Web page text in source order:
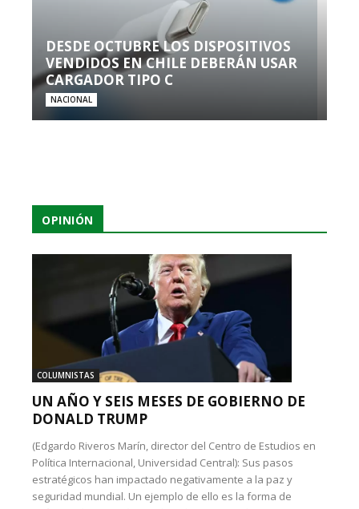
DESDE OCTUBRE LOS DISPOSITIVOS
VENDIDOS EN CHILE DEBERÁN USAR
CARGADOR TIPO C
NACIONAL
OPINIÓN
COLUMNISTAS
UN AÑO Y SEIS MESES DE GOBIERNO DE
DONALD TRUMP
(Edgardo Riveros Marín, director del Centro de Estudios en
Política Internacional, Universidad Central): Sus pasos
estratégicos han impactado negativamente a la paz y
seguridad mundial. Un ejemplo de ello es la forma de